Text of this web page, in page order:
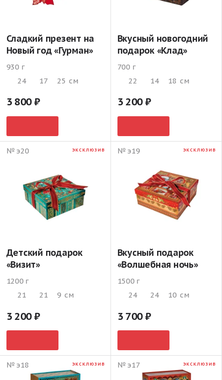
Сладкий презент на
Новый год «Гурман»
930 г
24
17 25 см
3 800
Вкусный новогодний
подарок «Клад»
700 г
22
14 18 см
3 200
№ э20 ЭКСКЛЮЗИВ
Детский подарок
«Визит»
1200 г
21
21 9 см
3 200
№ э19 ЭКСКЛЮЗИВ
Вкусный подарок
«Волшебная ночь»
1500 г
24
24 10 см
3 700
№ э18 ЭКСКЛЮЗИВ № э17 ЭКСКЛЮЗИВ